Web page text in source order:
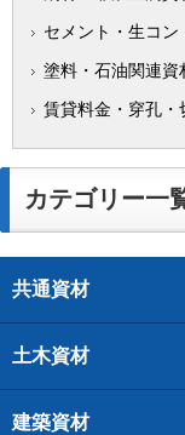
セメント・生コン
塗料・石油関連資
賃貸料金・穿孔・
カテゴリー一
共通資材
土木資材
建築資材